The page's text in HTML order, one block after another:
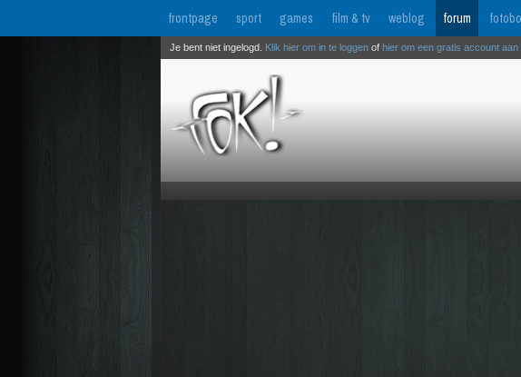
frontpage sport games film & tv weblog forum
Je bent niet ingelogd. Klik hier om in te loggen of hier om een gratis account aan